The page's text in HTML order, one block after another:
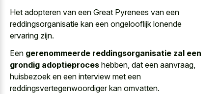
Het adopteren van een Great Pyrenees van een
reddingsorganisatie kan een ongelooflijk lonende
ervaring zijn.
Een gerenommeerde reddingsorganisatie zal een
grondig adoptieproces hebben, dat een aanvraag,
huisbezoek en een interview met een
reddingsvertegenwoordiger kan omvatten.